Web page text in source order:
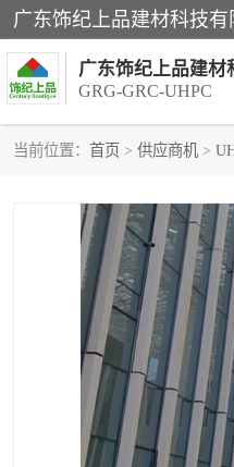
广东饰纪上品建材
GRG-GRC-UHPC
当前位置： 首页 > 供应商机 >
UHPC构件
GRG造型
GRG吊顶
UHPC幕墙板
UHPC树池坐凳